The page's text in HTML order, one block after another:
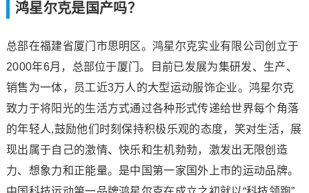
鸿星尔克是国产吗？
总部在福建省厦门市思明区。鸿星尔克实业有限公司创立于
2000年6月，总部位于厦门。目前已发展为集研发、生产、
销售为一体，员工近3万人的大型运动服饰企业。鸿星尔克
致力于将阳光的生活方式通过各种形式传递给世界每个角落
的年轻人,鼓励他们时刻保持积极乐观的态度，笑对生活，展
现出属于自己的激情、快乐和生机勃勃，激发出无限创造
力、想象力和正能量。是中国第一家国外上市的运动品牌。